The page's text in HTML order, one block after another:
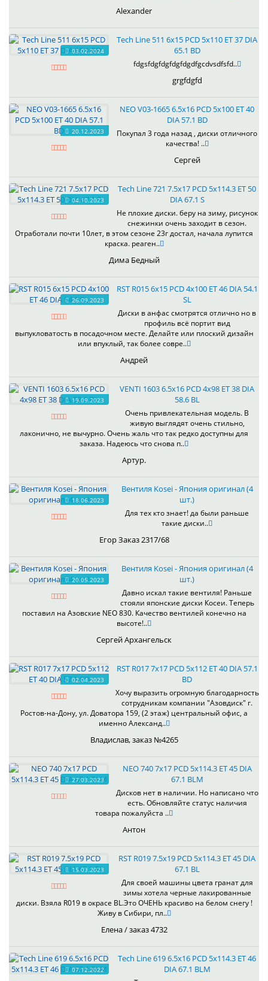
Alexander
03.02.2024
Tech Line 511 6x15 PCD 5x110 ET 37 DIA
65.1 BD
fdgsfdgfdgfdgfdgdfgcdvsdfsfd..
grgfdgfd
20.12.2023
NEO V03-1665 6.5x16 PCD 5x100 ET 40
DIA 57.1 BD
Покупал 3 года назад , диски отличного
качества! ..
Сергей
04.10.2023
Tech Line 721 7.5x17 PCD 5x114.3 ET 50
DIA 67.1 S
Не плохие диски. беру на зиму, рисунок
снежинки очень заходит в сезон.
Отработали почти 10лет, в этом сезоне 23г достал, начала лупится
краска. реаген..
Дима Бедный
26.09.2023
RST R015 6x15 PCD 4x100 ET 46 DIA 54.1
SL
Диски в анфас смотрятся отлично но в
профиль всё портит вид
выпукловатость в посадочном месте. Делайте или плоский дизайн
или впуклый, так более совре..
Андрей
19.09.2023
VENTI 1603 6.5x16 PCD 4x98 ET 38 DIA
58.6 BL
Очень привлекательная модель. В
живую выглядят очень стильно,
лаконично, не вычурно. Очень жаль что так редко доступны для
заказа. Надеюсь что снова п..
Артур.
18.06.2023
Вентиля Kosei - Япония оригинал (4
шт.)
Для тех кто знает! да были раньше
такие диски..
Егор Заказ 2317/68
20.05.2023
Вентиля Kosei - Япония оригинал (4
шт.)
Давно искал такие вентиля! Раньше
стояли японские диски Косеи. Теперь
поставил на Азовские NEO 830. Качество вентилей конечно на
высоте!..
Сергей Архангельск
02.04.2023
RST R017 7x17 PCD 5x112 ET 40 DIA 57.1
BD
Хочу выразить огромную благодарность
сотрудникам компании "Азовдиск" г.
Ростов-на-Дону, ул. Доватора 159, (2 этаж) центральный офис, а
именно Александ..
Владислав, заказ №4265
27.03.2023
NEO 740 7x17 PCD 5x114.3 ET 45 DIA
67.1 BLM
Дисков нет в наличии. Но написано что
есть. Обновляйте статус наличия
товара пожалуйста ..
Антон
15.03.2023
RST R019 7.5x19 PCD 5x114.3 ET 45 DIA
67.1 BL
Для своей машины цвета гранат для
зимы хотела черные лакированные
диски. Взяла R019 в окрасе BL.Это ОЧЕНЬ красиво на белом снегу !
Живу в Сибири, пл..
Елена / заказ 4732
07.12.2022
Tech Line 619 6.5x16 PCD 5x114.3 ET 46
DIA 67.1 BLM